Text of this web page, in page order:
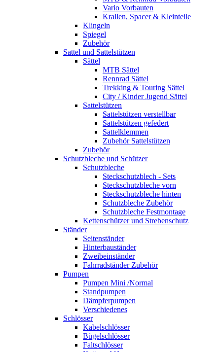
Vario Vorbauten
Krallen, Spacer & Kleinteile
Klingeln
Spiegel
Zubehör
Sattel und Sattelstützen
Sättel
MTB Sättel
Rennrad Sättel
Trekking & Touring Sättel
City / Kinder Jugend Sättel
Sattelstützen
Sattelstützen verstellbar
Sattelstützen gefedert
Sattelklemmen
Zubehör Sattelstützen
Zubehör
Schutzbleche und Schützer
Schutzbleche
Steckschutzblech - Sets
Steckschutzbleche vorn
Steckschutzbleche hinten
Schutzbleche Zubehör
Schutzbleche Festmontage
Kettenschützer und Strebenschutz
Ständer
Seitenständer
Hinterbauständer
Zweibeinständer
Fahrradständer Zubehör
Pumpen
Pumpen Mini /Normal
Standpumpen
Dämpferpumpen
Verschiedenes
Schlösser
Kabelschlösser
Bügelschlösser
Faltschlösser